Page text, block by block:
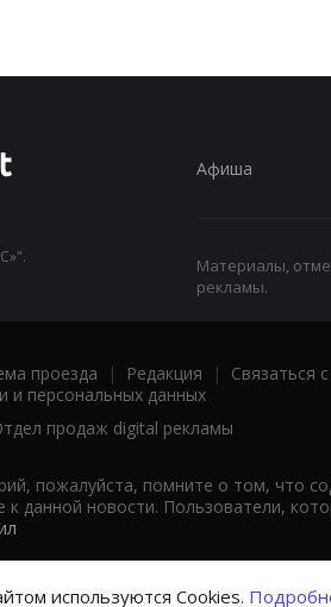
Афиша
Материалы,
рекламы.
проезда | Редакция | Связаться
и персональных данных
продаж digital рекламы
пожалуйста, помните о том, что
данной новости. Пользователи,
используются Cookies.